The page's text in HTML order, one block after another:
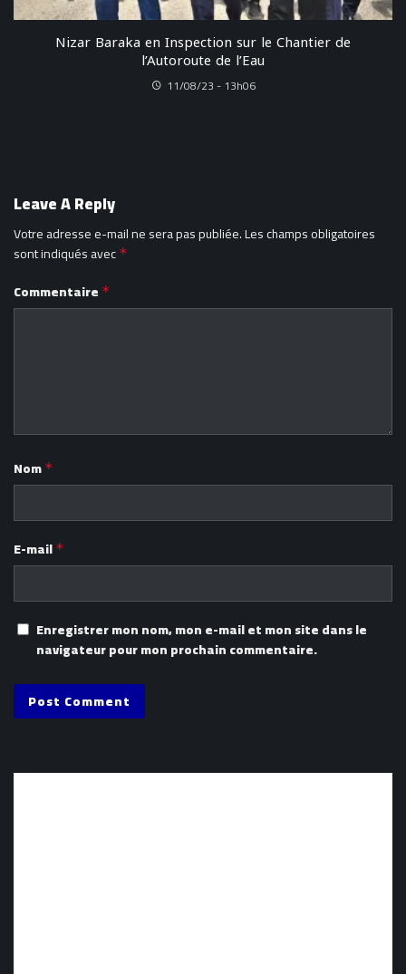
Nizar Baraka en Inspection sur le Chantier de
l’Autoroute de l’Eau
11/08/23 - 13h06
Leave A Reply
Votre adresse e-mail ne sera pas publiée.Les champs obligatoires
sont indiqués avec *
Commentaire *
Nom *
E-mail *
Enregistrer mon nom, mon e-mail et mon site dans le
navigateur pour mon prochain commentaire.